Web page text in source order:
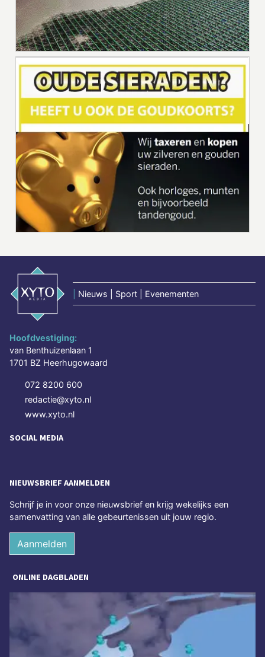
Nieuws | Sport | Evenementen
Hoofdvestiging:
van Benthuizenlaan 1
1701 BZ Heerhugowaard
072 8200 600
redactie@xyto.nl
www.xyto.nl
SOCIAL MEDIA
NIEUWSBRIEF AANMELDEN
Schrijf je in voor onze nieuwsbrief en krijg wekelijks een
samenvatting van alle gebeurtenissen uit jouw regio.
Aanmelden
ONLINE DAGBLADEN